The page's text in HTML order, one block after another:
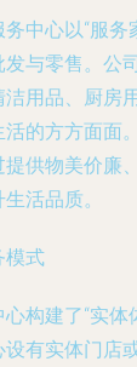
中心以“服务
与零售。公
用品、厨房
的方方面面
供物美价廉
活品质。
模式
构建了“实体
有实体门店